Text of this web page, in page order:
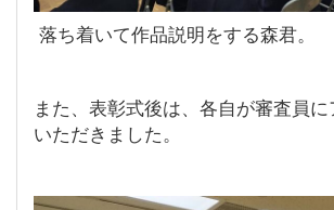
落ち着いて作品説明をする森君。
また、表彰式後は、各自が審査員
いただきました。